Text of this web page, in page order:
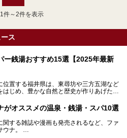
件～2件を表示
ス
ー銭湯おすすめ15選【2025年最新
位置する福井県は、東尋坊や三方五湖など
じめ、豊かな自然と歴史が作りあげた見
ば、ソースかつ丼などのグルメも人気で
幹線の延伸により、関西地方のみならず
セスしやすくなりました。今回は、そんな
のスーパー銭湯をご紹介します。
がオススメの温泉・銭湯・スパ10選
関する雑誌や漫画も発売されるなど、ファ
ウナ。